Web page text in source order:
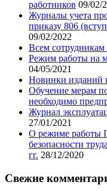
работников 09/02/
Журналы учета
приказу 806
09/02/2022
Всем
Режим работы на
04/05/2021
Новинки изданий
Обучение мерам
необходимо
Журнал
27/01/2021
О режиме работы
безопасности
гг. 28/12/2020
Свежие